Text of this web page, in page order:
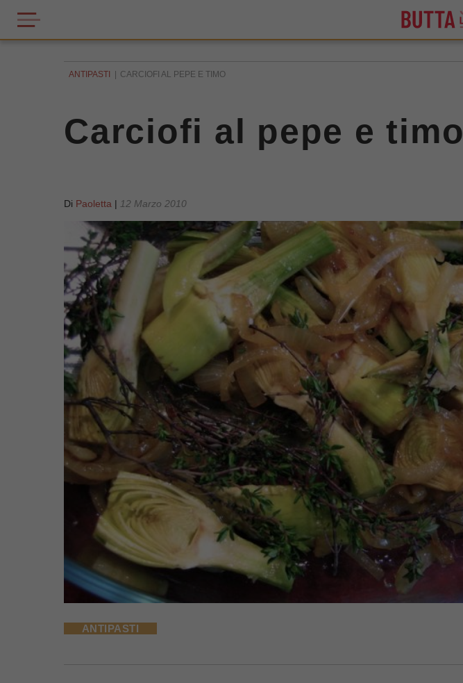
ANTIPASTI CARCIOFI AL PEPE E TIMO
Carciofi al pepe e timo
Di Paoletta | 12 Marzo 2010
ANTIPASTI